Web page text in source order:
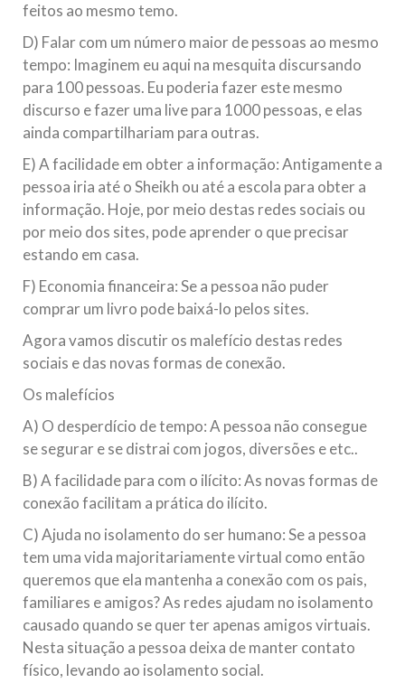
feitos ao mesmo temo.
D) Falar com um número maior de pessoas ao mesmo
tempo: Imaginem eu aqui na mesquita discursando
para 100 pessoas. Eu poderia fazer este mesmo
discurso e fazer uma live para 1000 pessoas, e elas
ainda compartilhariam para outras.
E) A facilidade em obter a informação: Antigamente a
pessoa iria até o Sheikh ou até a escola para obter a
informação. Hoje, por meio destas redes sociais ou
por meio dos sites, pode aprender o que precisar
estando em casa.
F) Economia financeira: Se a pessoa não puder
comprar um livro pode baixá-lo pelos sites.
Agora vamos discutir os malefício destas redes
sociais e das novas formas de conexão.
Os malefícios
A) O desperdício de tempo: A pessoa não consegue
se segurar e se distrai com jogos, diversões e etc..
B) A facilidade para com o ilícito: As novas formas de
conexão facilitam a prática do ilícito.
C) Ajuda no isolamento do ser humano: Se a pessoa
tem uma vida majoritariamente virtual como então
queremos que ela mantenha a conexão com os pais,
familiares e amigos? As redes ajudam no isolamento
causado quando se quer ter apenas amigos virtuais.
Nesta situação a pessoa deixa de manter contato
físico, levando ao isolamento social.